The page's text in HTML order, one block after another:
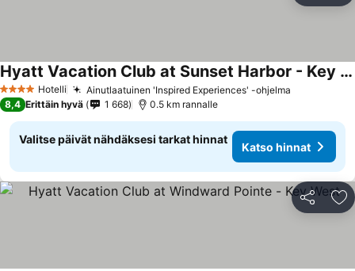
4 Tähtiluokitus
Hotelli Ainutlaatuinen 'Inspired Experiences' -ohjelma
Hyatt Vacation Club at Sunset Harbor - Key West
8,4 Erittäin hyvä 1 668 0.5 km rannalle
Valitse päivät nähdäksesi tarkat hinnat
Katso hinnat
Jaa